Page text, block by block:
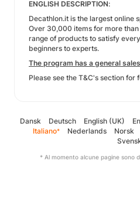
ENGLISH DESCRIPTION:
Decathlon.it is the largest online
Over 30,000 items for more
range of products to satisfy
beginners to experts.
The program has a general
Please see the T&C's section for
Dansk Deutsch English (UK)
Italiano* Nederlands Norsk
* Al momento alcune pagine sono